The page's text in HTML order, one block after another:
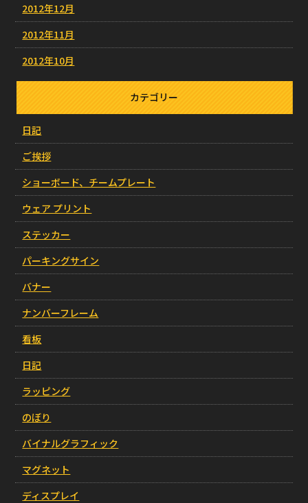
2012年12月
2012年11月
2012年10月
カテゴリー
日記
ご挨拶
ショーボード、チームプレート
ウェア プリント
ステッカー
パーキングサイン
バナー
ナンバーフレーム
看板
日記
ラッピング
のぼり
バイナルグラフィック
マグネット
ディスプレイ